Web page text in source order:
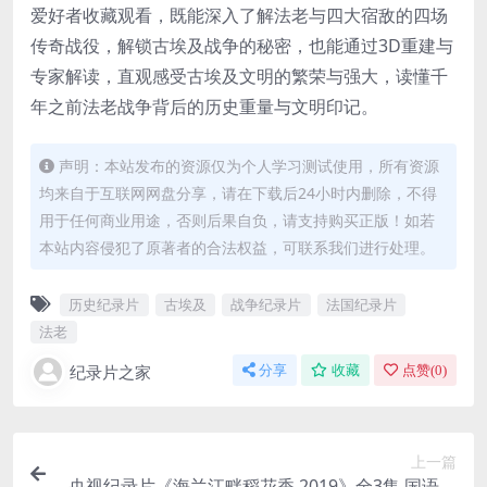
爱好者收藏观看，既能深入了解法老与四大宿敌的四场
传奇战役，解锁古埃及战争的秘密，也能通过3D重建与
专家解读，直观感受古埃及文明的繁荣与强大，读懂千
年之前法老战争背后的历史重量与文明印记。
声明：本站发布的资源仅为个人学习测试使用，所有资源
均来自于互联网网盘分享，请在下载后24小时内删除，不得
用于任何商业用途，否则后果自负，请支持购买正版！如若
本站内容侵犯了原著者的合法权益，可联系我们进行处理。
历史纪录片 古埃及 战争纪录片
法国纪录片
法老
纪录片之家 分享 收藏 点赞(0)
上一篇